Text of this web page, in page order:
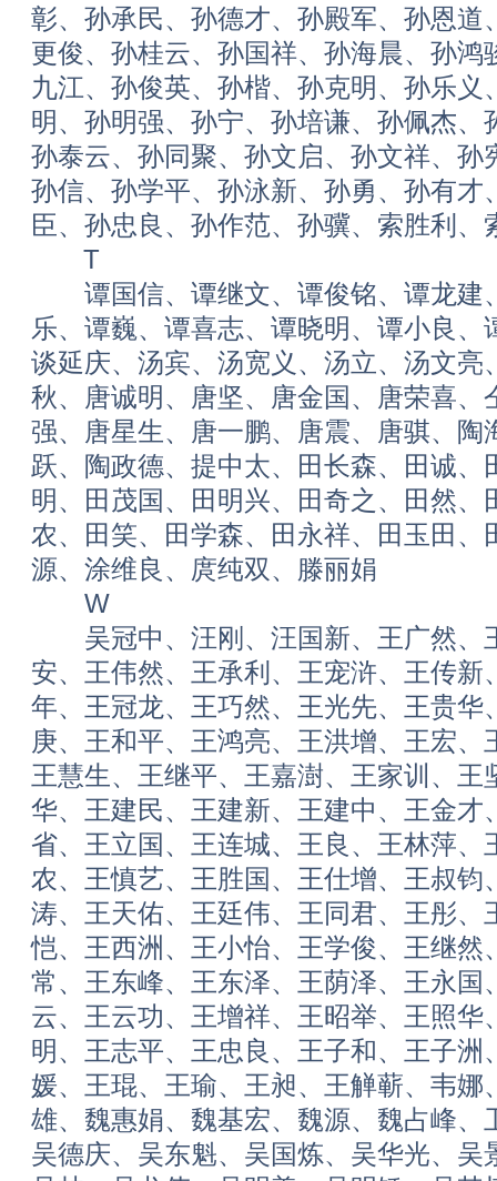
彰、孙承民、孙德才、孙殿军、孙恩道
更俊、孙桂云、孙国祥、孙海晨、孙鸿
九江、孙俊英、孙楷、孙克明、孙乐义
明、孙明强、孙宁、孙培谦、孙佩杰、
孙泰云、孙同聚、孙文启、孙文祥、孙
孙信、孙学平、孙泳新、孙勇、孙有才
臣、孙忠良、孙作范、孙骥、索胜利、
T
谭国信、谭继文、谭俊铭、谭龙建
乐、谭巍、谭喜志、谭晓明、谭小良、
谈延庆、汤宾、汤宽义、汤立、汤文亮
秋、唐诚明、唐坚、唐金国、唐荣喜、
强、唐星生、唐一鹏、唐震、唐骐、陶
跃、陶政德、提中太、田长森、田诚、
明、田茂国、田明兴、田奇之、田然、
农、田笑、田学森、田永祥、田玉田、
源、涂维良、庹纯双、滕丽娟
W
吴冠中、汪刚、汪国新、王广然、
安、王伟然、王承利、王宠浒、王传新
年、王冠龙、王巧然、王光先、王贵华
庚、王和平、王鸿亮、王洪增、王宏、
王慧生、王继平、王嘉澍、王家训、王
华、王建民、王建新、王建中、王金才
省、王立国、王连城、王良、王林萍、
农、王慎艺、王胜国、王仕增、王叔钧
涛、王天佑、王廷伟、王同君、王彤、
恺、王西洲、王小怡、王学俊、王继然
常、王东峰、王东泽、王荫泽、王永国
云、王云功、王增祥、王昭举、王照华
明、王志平、王忠良、王子和、王子洲
媛、王琨、王瑜、王昶、王觯蕲、韦娜
雄、魏惠娟、魏基宏、魏源、魏占峰、
吴德庆、吴东魁、吴国炼、吴华光、吴